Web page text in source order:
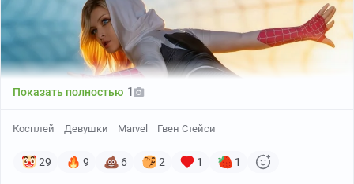
Показать полностью 1
Косплей Девушки Marvel Гвен Стейси
29 9 6 2 1 1